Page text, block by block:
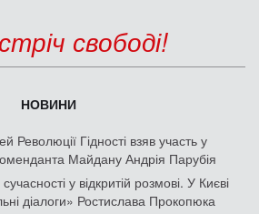
свободі!
НОВИНИ
Революції Гідності взяв участь у
Майдану Андрія Парубія
у відкритій розмові. У Києві
діалоги» Ростислава Прокопюка